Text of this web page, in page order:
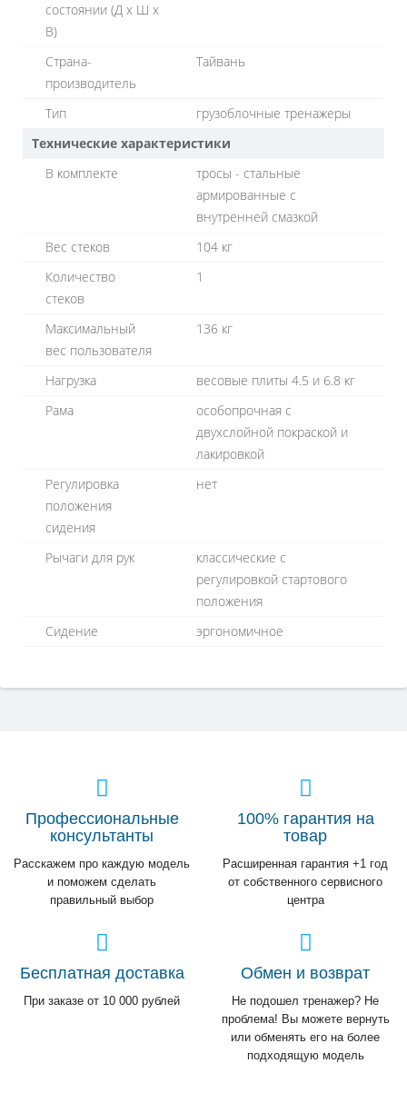
состоянии (Д х Ш х
В)
Страна-
производитель
Тайвань
Тип
грузоблочные тренажеры
Технические характеристики
В комплекте
тросы - стальные
армированные c
внутренней смазкой
Вес стеков
104 кг
Количество
стеков
1
Максимальный
вес пользователя
136 кг
Нагрузка
весовые плиты 4.5 и 6.8 кг
Рама
особопрочная с
двухслойной покраской и
лакировкой
Регулировка
положения
сидения
нет
Рычаги для рук
классические с
регулировкой стартового
положения
Сидение
эргономичное
Профессиональные
консультанты
Расскажем про каждую модель
и поможем сделать
правильный выбор
100% гарантия на
товар
Расширенная гарантия +1 год
от собственного сервисного
центра
Бесплатная доставка
При заказе от 10 000 рублей
Обмен и возврат
Не подошел тренажер? Не
проблема! Вы можете вернуть
или обменять его на более
подходящую модель